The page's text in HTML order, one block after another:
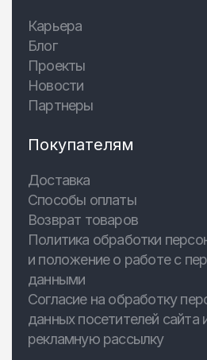
Карьера
Блог
Проекты
Новости
Партнеры
Покупателям
Доставка
Способы оплаты
Возврат товаров
Политика обработки
и положение о работе с
данными
Согласие на обработку
данных посетителей сайта
рекламную рассылку